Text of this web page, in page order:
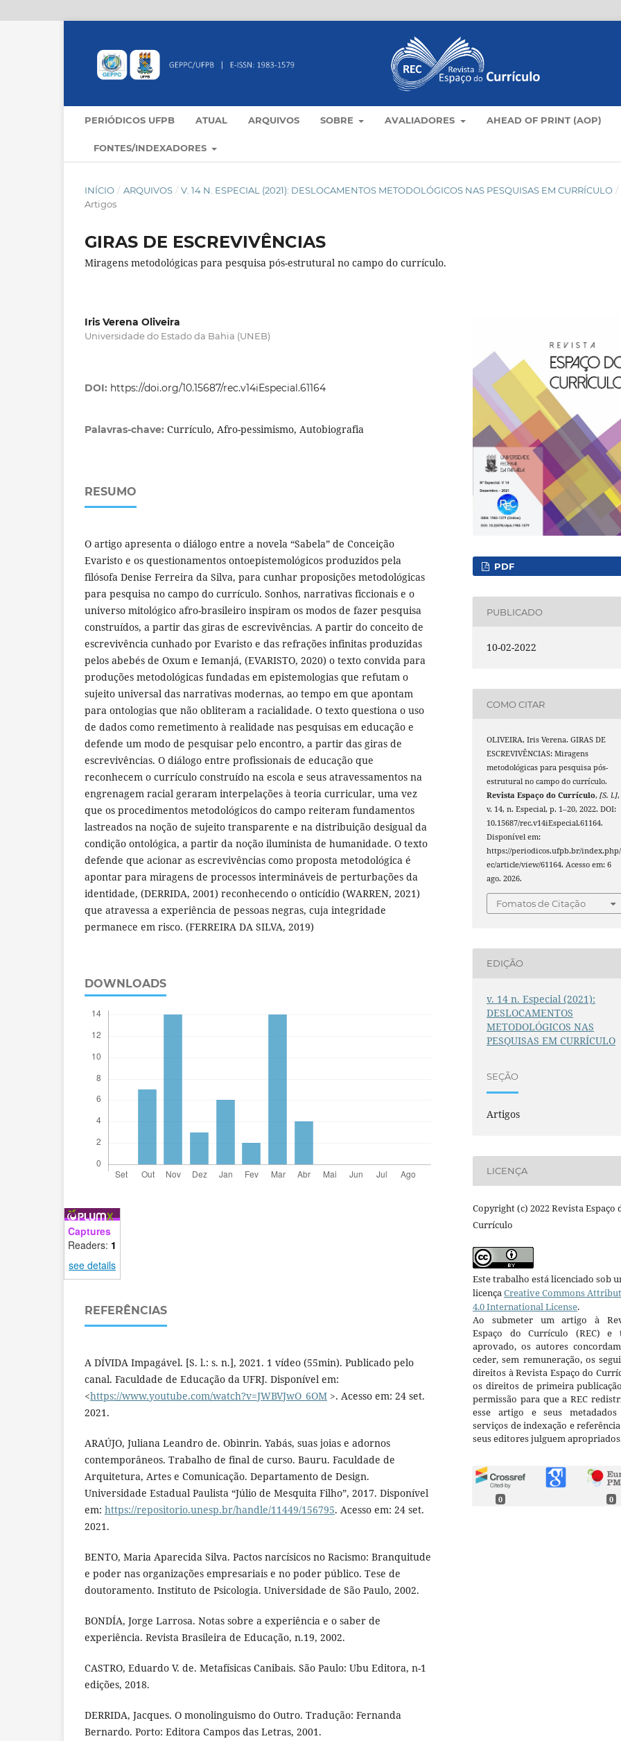
PERIÓDICOS UFPB ATUAL ARQUIVOS SOBRE AVALIADORES AHEAD OF PRINT (AOP)
FONTES/INDEXADORES
INÍCIO / ARQUIVOS / V. 14 N. ESPECIAL (2021): DESLOCAMENTOS METODOLÓGICOS NAS PESQUISAS EM CURRÍCULO /
Artigos
GIRAS DE ESCREVIVÊNCIAS
Miragens metodológicas para pesquisa pós-estrutural no campo do currículo.
Iris Verena Oliveira
Universidade do Estado da Bahia (UNEB)
DOI: https://doi.org/10.15687/rec.v14iEspecial.61164
Palavras-chave: Currículo, Afro-pessimismo, Autobiografia
RESUMO
O artigo apresenta o diálogo entre a novela “Sabela” de Conceição
Evaristo e os questionamentos ontoepistemológicos produzidos pela
filósofa Denise Ferreira da Silva, para cunhar proposições metodológicas
para pesquisa no campo do currículo. Sonhos, narrativas ficcionais e o
universo mitológico afro-brasileiro inspiram os modos de fazer pesquisa
construídos, a partir das giras de escrevivências. A partir do conceito de
escrevivência cunhado por Evaristo e das refrações infinitas produzidas
pelos abebés de Oxum e Iemanjá, (EVARISTO, 2020) o texto convida para
produções metodológicas fundadas em epistemologias que refutam o
sujeito universal das narrativas modernas, ao tempo em que apontam
para ontologias que não obliteram a racialidade. O texto questiona o uso
de dados como remetimento à realidade nas pesquisas em educação e
defende um modo de pesquisar pelo encontro, a partir das giras de
escrevivências. O diálogo entre profissionais de educação que
reconhecem o currículo construído na escola e seus atravessamentos na
engrenagem racial geraram interpelações à teoria curricular, uma vez
que os procedimentos metodológicos do campo reiteram fundamentos
lastreados na noção de sujeito transparente e na distribuição desigual da
condição ontológica, a partir da noção iluminista de humanidade. O texto
defende que acionar as escrevivências como proposta metodológica é
apontar para miragens de processos intermináveis de perturbações da
identidade, (DERRIDA, 2001) reconhecendo o onticídio (WARREN, 2021)
que atravessa a experiência de pessoas negras, cuja integridade
permanece em risco. (FERREIRA DA SILVA, 2019)
DOWNLOADS
Captures
Readers: 1
see details
REFERÊNCIAS
A DÍVIDA Impagável. [S. l.: s. n.], 2021. 1 vídeo (55min). Publicado pelo
canal. Faculdade de Educação da UFRJ. Disponível em:
<https://www.youtube.com/watch?v=JWBVJwO_6OM >. Acesso em: 24 set.
2021.
ARAÚJO, Juliana Leandro de. Obìnrin. Yabás, suas joias e adornos
contemporâneos. Trabalho de final de curso. Bauru. Faculdade de
Arquitetura, Artes e Comunicação. Departamento de Design.
Universidade Estadual Paulista “Júlio de Mesquita Filho”, 2017. Disponível
em: https://repositorio.unesp.br/handle/11449/156795. Acesso em: 24 set.
2021.
BENTO, Maria Aparecida Silva. Pactos narcísicos no Racismo: Branquitude
e poder nas organizações empresariais e no poder público. Tese de
doutoramento. Instituto de Psicologia. Universidade de São Paulo, 2002.
BONDÍA, Jorge Larrosa. Notas sobre a experiência e o saber de
experiência. Revista Brasileira de Educação, n.19, 2002.
CASTRO, Eduardo V. de. Metafísicas Canibais. São Paulo: Ubu Editora, n-1
edições, 2018.
DERRIDA, Jacques. O monolinguismo do Outro. Tradução: Fernanda
Bernardo. Porto: Editora Campos das Letras, 2001.
PDF
PUBLICADO
10-02-2022
COMO CITAR
OLIVEIRA, Iris Verena. GIRAS DE
ESCREVIVÊNCIAS: Miragens
metodológicas para pesquisa pós-
estrutural no campo do currículo.
Revista Espaço do Currículo,[S. l.],
v. 14, n. Especial, p. 1–20, 2022. DOI:
10.15687/rec.v14iEspecial.61164.
Disponível em:
https://periodicos.ufpb.br/
ec/article/view/61164. Acesso em: 6
ago. 2026.
Fomatos de Citação
EDIÇÃO
v. 14 n. Especial (2021):
DESLOCAMENTOS
METODOLÓGICOS NAS
PESQUISAS EM CURRÍCULO
SEÇÃO
Artigos
LICENÇA
Copyright (c) 2022 Revista Espaço
Currículo
Este trabalho está licenciado sob
licençaCreative Commons
4.0 International License.
Ao submeter um artigo à
Espaço do Currículo (REC) e
aprovado, os autores
ceder, sem remuneração, os
direitos à Revista Espaço do
os direitos de primeira
permissão para que a REC
esse artigo e seus metadados
serviços de indexação e
seus editores julguem
0 0